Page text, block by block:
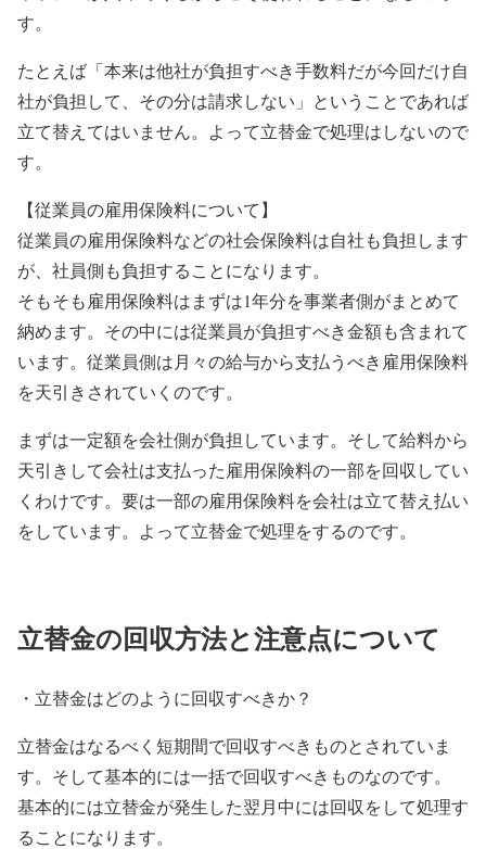
す。
たとえば「本来は他社が負担すべき手数料だが今回だけ自
社が負担して、その分は請求しない」ということであれば
立て替えてはいません。よって立替金で処理はしないので
す。
【従業員の雇用保険料について】
従業員の雇用保険料などの社会保険料は自社も負担します
が、社員側も負担することになります。
そもそも雇用保険料はまずは1年分を事業者側がまとめて
納めます。その中には従業員が負担すべき金額も含まれて
います。従業員側は月々の給与から支払うべき雇用保険料
を天引きされていくのです。
まずは一定額を会社側が負担しています。そして給料から
天引きして会社は支払った雇用保険料の一部を回収してい
くわけです。要は一部の雇用保険料を会社は立て替え払い
をしています。よって立替金で処理をするのです。
立替金の回収方法と注意点について
・立替金はどのように回収すべきか？
立替金はなるべく短期間で回収すべきものとされていま
す。そして基本的には一括で回収すべきものなのです。
基本的には立替金が発生した翌月中には回収をして処理す
ることになります。